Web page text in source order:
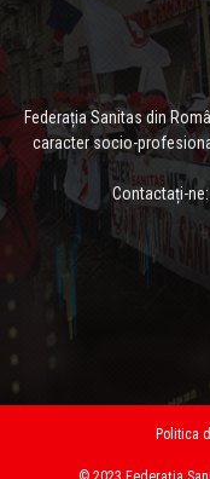
Federația Sanitas din
caracter socio-
Contactați-ne:
Politica